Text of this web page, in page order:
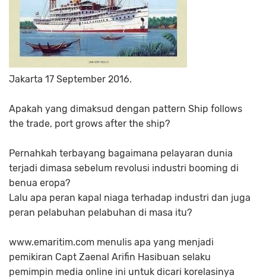
Jakarta 17 September 2016.
Apakah yang dimaksud dengan pattern Ship follows
the trade, port grows after the ship?
Pernahkah terbayang bagaimana pelayaran dunia
terjadi dimasa sebelum revolusi industri booming di
benua eropa?
Lalu apa peran kapal niaga terhadap industri dan juga
peran pelabuhan pelabuhan di masa itu?
www.emaritim.com menulis apa yang menjadi
pemikiran Capt Zaenal Arifin Hasibuan selaku
pemimpin media online ini untuk dicari korelasinya